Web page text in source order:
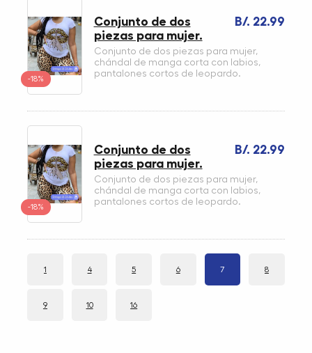
-18%
B/. 22.99
Conjunto de dos
piezas para mujer.
Conjunto de dos piezas para mujer,
chándal de manga corta con labios,
pantalones cortos de leopardo.
-18%
B/. 22.99
Conjunto de dos
piezas para mujer.
Conjunto de dos piezas para mujer,
chándal de manga corta con labios,
pantalones cortos de leopardo.
1 4 5 6 7 8
9 10 16